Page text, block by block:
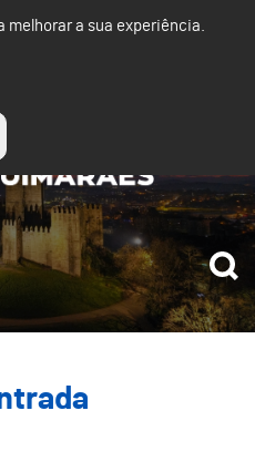
melhorar a sua experiência.